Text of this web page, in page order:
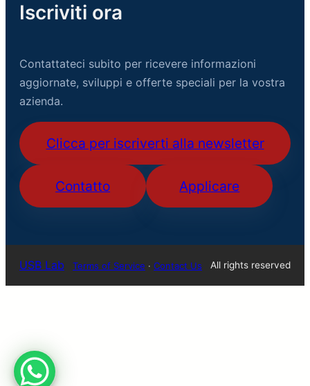
Iscriviti ora
Contattateci subito per ricevere informazioni
aggiornate, sviluppi e offerte speciali per la vostra
azienda.
Clicca per iscriverti alla newsletter
Contatto Applicare
USB Lab Terms of Service · Contact Us All rights reserved